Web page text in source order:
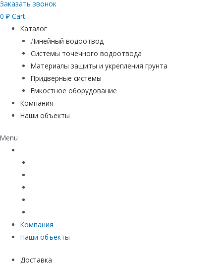
Заказать звонок
0 ₽ Cart
Каталог
Линейный водоотвод
Системы точечного водоотвода
Материалы защиты и укрепления грунта
Придверные системы
Емкостное оборудование
Компания
Наши объекты
Menu
Компания
Наши объекты
Доставка